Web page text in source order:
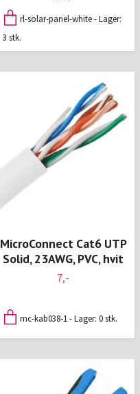
rl-solar-panel-white - Lager:
3 stk.
MicroConnect Cat6 UTP
Solid, 23AWG, PVC, hvit
7,-
mc-kab038-1 - Lager: 0 stk.